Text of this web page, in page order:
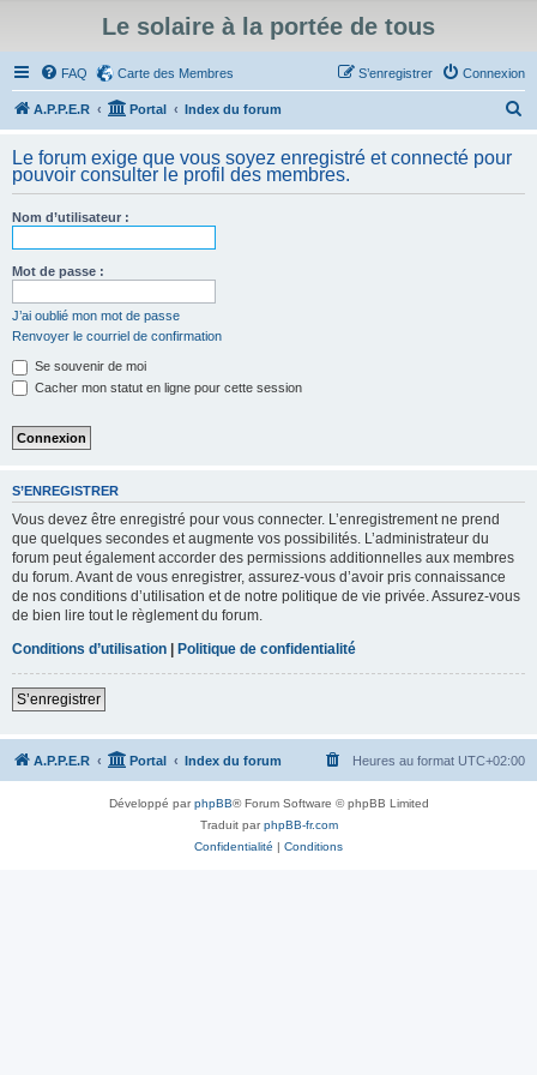
Le solaire à la portée de tous
FAQ Carte des Membres Connexion
S’enregistrer
A.P.P.E.R Portal Index du forum
h
Le forum exige que vous soyez enregistré et connecté pour
pouvoir consulter le profil des membres.
Nom d’utilisateur :
Mot de passe :
J’ai oublié mon mot de passe
Renvoyer le courriel de confirmation
Se souvenir de moi
Cacher mon statut en ligne pour cette session
S’ENREGISTRER
Vous devez être enregistré pour vous connecter. L’enregistrement ne prend
que quelques secondes et augmente vos possibilités. L’administrateur du
forum peut également accorder des permissions additionnelles aux membres
du forum. Avant de vous enregistrer, assurez-vous d’avoir pris connaissance
de nos conditions d’utilisation et de notre politique de vie privée. Assurez-vous
de bien lire tout le règlement du forum.
Conditions d’utilisation | Politique de confidentialité
S’enregistrer
A.P.P.E.R Portal Index du forum Heures au format UTC+02:00
Développé parphpBB® Forum Software © phpBB Limited
Traduit parphpBB-fr.com
Confidentialité | Conditions